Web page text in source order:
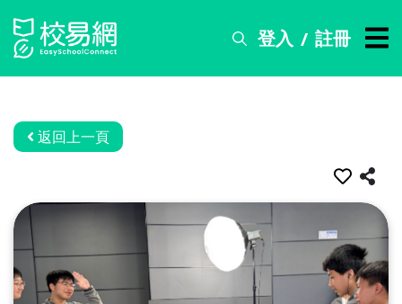
登入 / 註冊
搜
務
資
關
於
返回上一頁